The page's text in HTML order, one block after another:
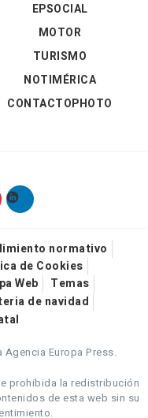
EPSOCIAL
MOTOR
TURISMO
NOTIMÉRICA
CONTACTOPHOTO
normativo
de Cookies
Web
Temas
de navidad
Europa Press.
prohibida la redistribución
de esta web sin su